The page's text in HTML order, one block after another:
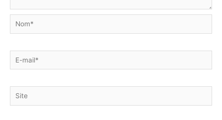
Nom*
E-
mail*
Site